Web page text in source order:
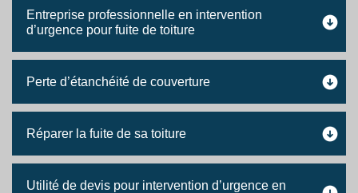
Entreprise professionnelle en intervention
d’urgence pour fuite de toiture
Perte d’étanchéité de couverture
Réparer la fuite de sa toiture
Utilité de devis pour intervention d’urgence en